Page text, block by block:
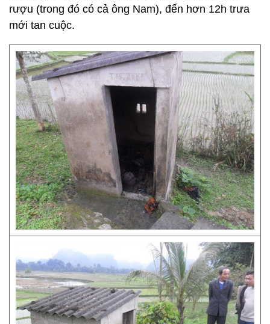
rượu (trong đó có cả ông Nam), đến hơn 12h trưa
mới tan cuộc.